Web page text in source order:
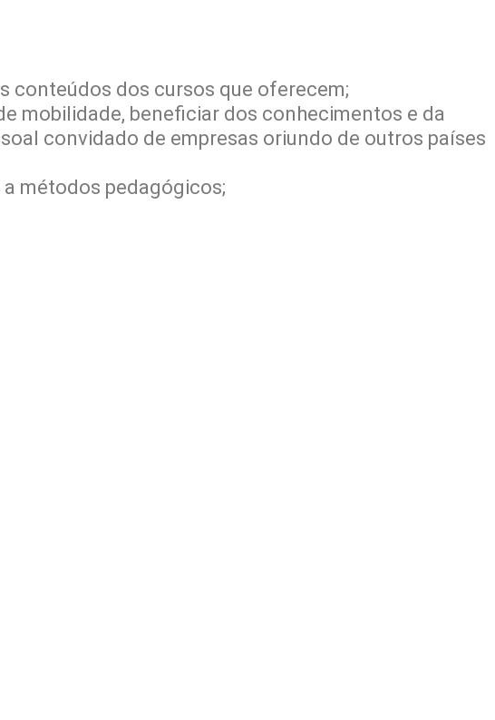
conteúdos dos cursos que oferecem;
mobilidade, beneficiar dos conhecimentos e da
convidado de empresas oriundo de outros países
métodos pedagógicos;